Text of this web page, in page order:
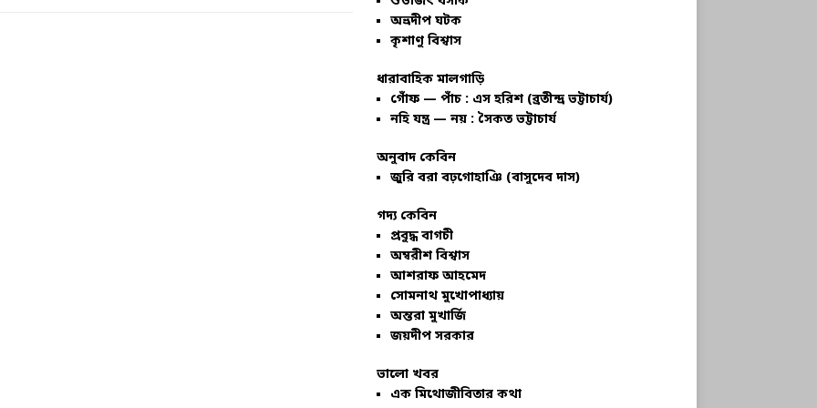
অভ্রদীপ ঘটক
কৃশাণু বিশ্বাস
ধারাবাহিক মালগাড়ি
গোঁফ — পাঁচ : এস হরিশ (ব্রতীন্দ্র ভট্টাচার্য)
নহি যন্ত্র — নয় : সৈকত ভট্টাচার্য
অনুবাদ কেবিন
জুরি বরা বঢ়গোহাঞি (বাসুদেব দাস)
গদ্য কেবিন
প্রবুদ্ধ বাগচী
অম্বরীশ বিশ্বাস
আশরাফ আহমেদ
সোমনাথ মুখোপাধ্যায়
অন্তরা মুখার্জি
জয়দীপ সরকার
ভালো খবর
এক মিথোজীবিতার কথা